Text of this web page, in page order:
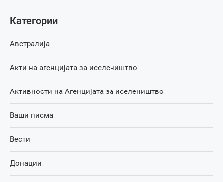
Категории
Австралија
Акти на агенцијата за иселеништво
Активности на Агенцијата за иселеништво
Ваши писма
Вести
Донации